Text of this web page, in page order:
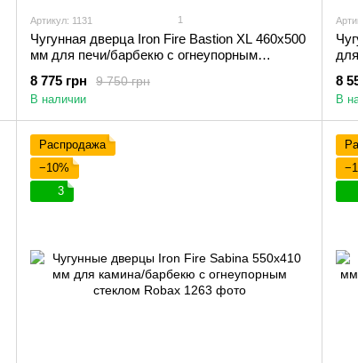
Артикул: 1131 1
Чугунная дверца Iron Fire Bastion XL 460х500
мм для печи/барбекю с огнеупорным
9 750 грн
8 775 грн
В наличии
8
В
Распродажа
−10%
3